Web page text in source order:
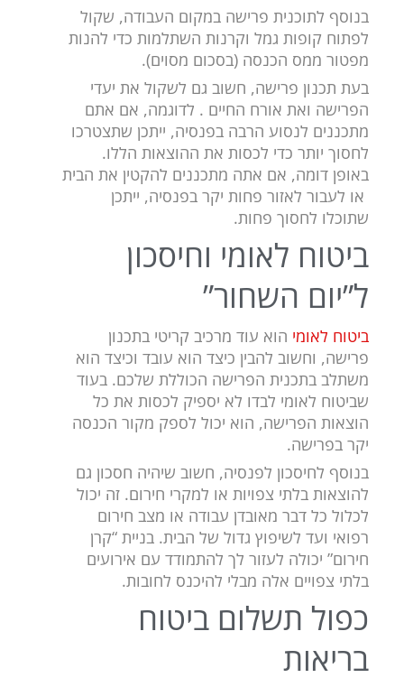
בנוסף לתוכנית פרישה במקום העבודה, שקול
לפתוח קופות גמל וקרנות השתלמות כדי להנות
מפטור ממס הכנסה (בסכום מסוים).
בעת תכנון פרישה, חשוב גם לשקול את יעדי
הפרישה ואת אורח החיים . לדוגמה, אם אתם
מתכננים לנסוע הרבה בפנסיה, ייתכן שתצטרכו
לחסוך יותר כדי לכסות את ההוצאות הללו.
באופן דומה, אם אתה מתכננים להקטין את הבית
או לעבור לאזור פחות יקר בפנסיה, ייתכן
שתוכלו לחסוך פחות.
ביטוח לאומי וחיסכון
ל”יום השחור”
ביטוח לאומי הוא עוד מרכיב קריטי בתכנון
פרישה, וחשוב להבין כיצד הוא עובד וכיצד הוא
משתלב בתכנית הפרישה הכוללת שלכם. בעוד
שביטוח לאומי לבדו לא יספיק לכסות את כל
הוצאות הפרישה, הוא יכול לספק מקור הכנסה
יקר בפרישה.
בנוסף לחיסכון לפנסיה, חשוב שיהיה חסכון גם
להוצאות בלתי צפויות או למקרי חירום. זה יכול
לכלול כל דבר מאובדן עבודה או מצב חירום
רפואי ועד לשיפוץ גדול של הבית. בניית “קרן
חירום” יכולה לעזור לך להתמודד עם אירועים
בלתי צפויים אלה מבלי להיכנס לחובות.
כפול תשלום ביטוח
בריאות